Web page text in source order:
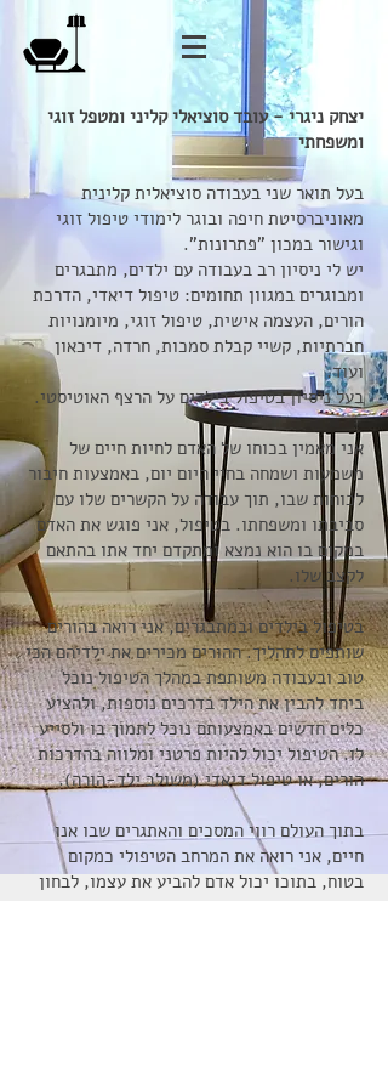
יצחק ניגרי - עובד סוציאלי קליני ומטפל זוגי
ומשפחתי
בעל תואר שני בעבודה סוציאלית קלינית
מאוניברסיטת חיפה ובוגר לימודי טיפול זוגי
וגישור במכון "פתרונות".
יש לי ניסיון רב בעבודה עם ילדים, מתבגרים
ומבוגרים במגוון תחומים: טיפול דיאדי, הדרכת
הורים, העצמה אישית, טיפול זוגי, מיומנויות
חברתיות, קשיי קבלת סמכות, חרדה, דיכאון
ועוד.
בעל ניסיון בטיפול בילדים על הרצף האוטיסטי.
אני מאמין בכוחו של האדם לחיות חיים של
משמעות ושמחה בחיי היום יום, באמצעות חיבור
לכוחות שבו, תוך עבודה על הקשרים שלו עם
סביבתו ומשפחתו. בטיפול, אני פוגש את האדם
במקום בו הוא נמצא ומתקדם יחד אתו בהתאם
לקצב שלו.
בטיפול בילדים ובמתבגרים, אני רואה בהורים
שותפים לתהליך. ההורים מכירים את ילדיהם הכי
טוב ובעבודה משותפת במהלך הטיפול נוכל
ביחד להבין את הילד בדרכים נוספות, ולהציע
כלים חדשים באמצעותם נוכל לתמוך בו ולסייע
לו. הטיפול יכול להיות פרטני ומלווה בהדרכות
הורים, או טיפול דיאדי (משולב ילד-הורה).
בתוך העולם רווי המסכים והאתגרים שבו אנו
חיים, אני רואה את המרחב הטיפולי כמקום
בטוח, בתוכו יכול אדם להביע את עצמו, לבחון